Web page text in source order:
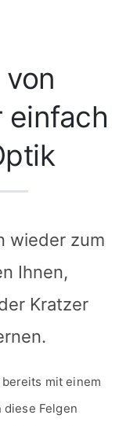
einfach
wieder zum
Ihnen,
Kratzer
mit einem
diese Felgen